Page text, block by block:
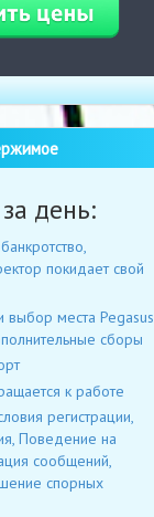
день:
покидает свой
выбор места Pegasus
сборы
к работе
регистрации,
Поведение на
сообщений,
спорных